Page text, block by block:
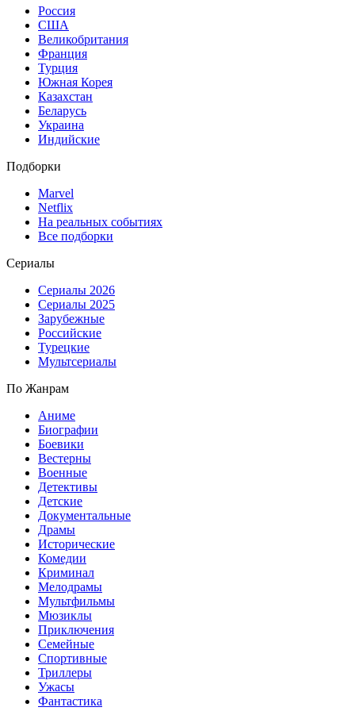
Россия
США
Великобритания
Франция
Турция
Южная Корея
Казахстан
Беларусь
Украина
Индийские
Подборки
Marvel
Netflix
На реальных событиях
Все подборки
Сериалы
Сериалы 2026
Сериалы 2025
Зарубежные
Российские
Турецкие
Мультсериалы
По Жанрам
Аниме
Биографии
Боевики
Вестерны
Военные
Детективы
Детские
Документальные
Драмы
Исторические
Комедии
Криминал
Мелодрамы
Мультфильмы
Мюзиклы
Приключения
Семейные
Спортивные
Триллеры
Ужасы
Фантастика